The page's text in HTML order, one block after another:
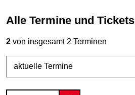
Alle Termine und Tickets
2 von insgesamt 2 Terminen